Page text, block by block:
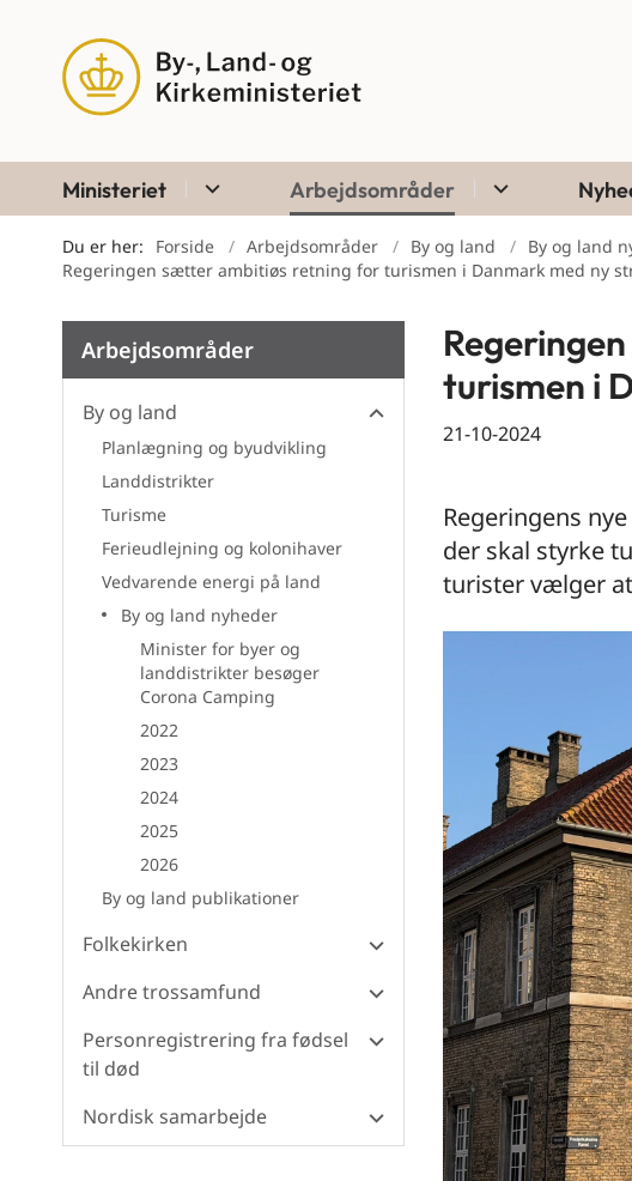
Ministeriet Arbejdsområder
Du er her: Forside Arbejdsområder By og land By og land
Regeringen sætter ambitiøs retning for turismen i Danmark med ny
Arbejdsområder
By og land
Planlægning og byudvikling
Landdistrikter
Turisme
Ferieudlejning og kolonihaver
Vedvarende energi på land
By og land nyheder
Minister for byer og
landdistrikter besøger
Corona Camping
2022
2023
2024
2025
2026
By og land publikationer
Folkekirken
Andre trossamfund
Personregistrering fra fødsel
til død
Nordisk samarbejde
turismen i
21-10-2024
Regeringens
der skal styrke
turister vælger